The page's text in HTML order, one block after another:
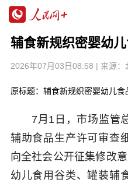
辅食新规织密婴幼
2026年07月03日08:58 | 来源：
原标题：辅食新规织密婴幼儿食
7月1日，市场监管
辅助食品生产许可审查
向全社会公开征集修改
幼儿食用谷类、罐装辅